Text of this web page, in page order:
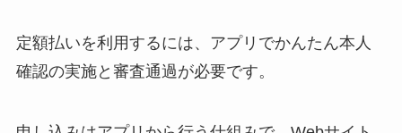
定額払いを利用するには、アプリでかんたん本人
確認の実施と審査通過が必要です。